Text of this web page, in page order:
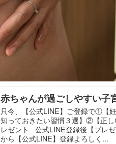
赤ちゃんが過ごしやすい子
只今、【公式LINE】ご登録で①【
知っておきたい習慣３選】②【正
レゼント 公式LINE登録後【プレ
から【公式LINE】登録よろしく...